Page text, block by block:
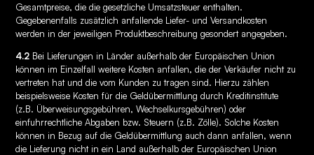
Gesamtpreise, die die gesetzliche Umsatzsteuer enthalten.
Gegebenenfalls zusätzlich anfallende Liefer- und Versandkosten
werden in der jeweiligen Produktbeschreibung gesondert angegeben.
4.2 Bei Lieferungen in Länder außerhalb der Europäischen Union
können im Einzelfall weitere Kosten anfallen, die der Verkäufer nicht zu
vertreten hat und die vom Kunden zu tragen sind. Hierzu zählen
beispielsweise Kosten für die Geldübermittlung durch Kreditinstitute
(z.B. Überweisungsgebühren, Wechselkursgebühren) oder
einfuhrrechtliche Abgaben bzw. Steuern (z.B. Zölle). Solche Kosten
können in Bezug auf die Geldübermittlung auch dann anfallen, wenn
die Lieferung nicht in ein Land außerhalb der Europäischen Union